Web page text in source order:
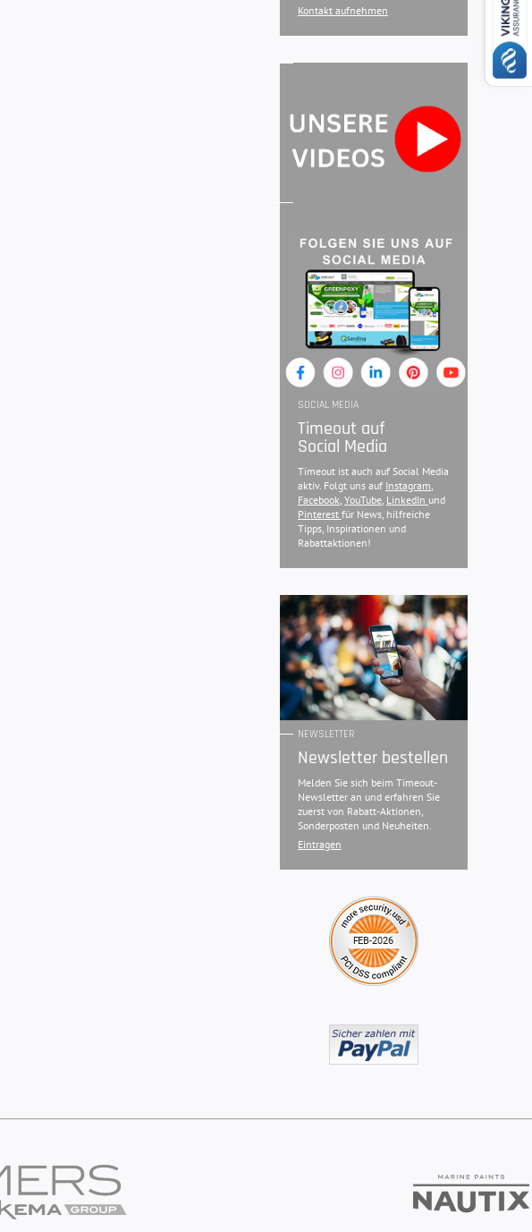
Kontakt aufnehmen
SOCIAL MEDIA
Timeout auf
Social Media
Timeout ist auch auf Social Media
aktiv. Folgt uns auf Instagram,
Facebook, YouTube, LinkedIn und
Pinterest für News, hilfreiche
Tipps, Inspirationen und
Rabattaktionen!
NEWSLETTER
Newsletter bestellen
Melden Sie sich beim Timeout-
Newsletter an und erfahren Sie
zuerst von Rabatt-Aktionen,
Sonderposten und Neuheiten.
Eintragen